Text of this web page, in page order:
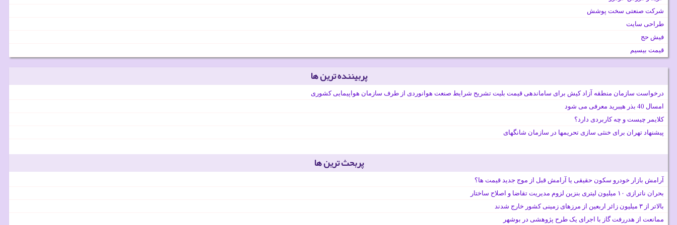
شرکت صنعتی سخت پوشش
طراحی سایت
فیش حج
قیمت بیسیم
پربیننده ترین ها
درخواست سازمان منطقه آزاد کیش برای ساماندهی قیمت بلیت تشریح شرایط صنعت هوانوردی از طرف سازمان هواپیمایی کشوری
امسال 40 بذر هیبرید معرفی می شود
کلایمر چیست و چه کاربردی دارد؟
پیشنهاد تهران برای خنثی سازی تحریمها در سازمان شانگهای
پربحث ترین ها
آرامش بازار خودرو سکون حقیقی یا آرامش قبل از موج جدید قیمت ها؟
بحران ناترازی ۱۰ میلیون لیتری بنزین لزوم مدیریت تقاضا و اصلاح ساختار
بالاتر از ۳ میلیون زائر اربعین از مرزهای زمینی کشور خارج شدند
ممانعت از هدررفت گاز با اجرای یک طرح پژوهشی در بوشهر